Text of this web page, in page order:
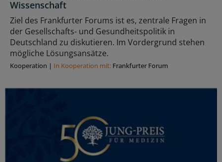
Wissenschaft
Ziel des Frankfurter Forums ist es, zentrale Fragen in
der Gesellschafts- und Gesundheitspolitik in
Deutschland zu diskutieren. Im Vordergrund stehen
mögliche Lösungsansätze.
Kooperation | In Kooperation mit: Frankfurter Forum